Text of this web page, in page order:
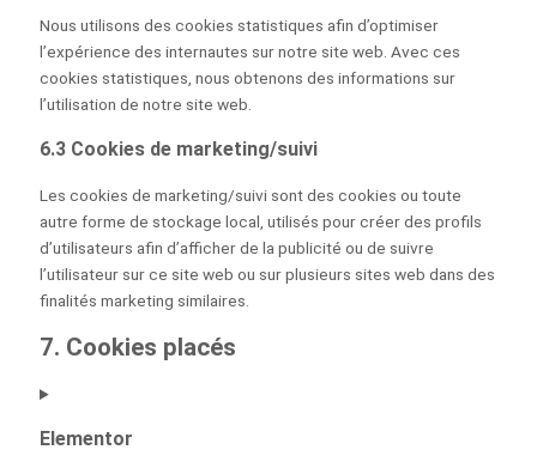
Nous utilisons des cookies statistiques afin d’optimiser
l’expérience des internautes sur notre site web. Avec ces
cookies statistiques, nous obtenons des informations sur
l’utilisation de notre site web.
6.3 Cookies de marketing/suivi
Les cookies de marketing/suivi sont des cookies ou toute
autre forme de stockage local, utilisés pour créer des profils
d’utilisateurs afin d’afficher de la publicité ou de suivre
l’utilisateur sur ce site web ou sur plusieurs sites web dans des
finalités marketing similaires.
7. Cookies placés
Elementor